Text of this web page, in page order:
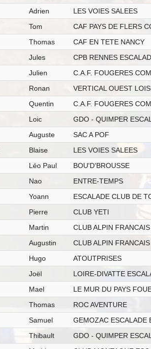
Adrien
LES VOIES SALEES
Tom CAF PAYS DE FLERS
Thomas CAF EN TETE NANCY
Jules CPB RENNES
Julien C.A.F. FOUGERES
Ronan VERTICAL OUEST
Quentin C.A.F. FOUGERES
Loic GDO - QUIMPER
Auguste SAC A POF
Blaise LES VOIES SALEES
Léo Paul BOU'D'BROUSSE
Nao ENTRE-TEMPS
Yoann ESCALADE CLUB DE
Pierre CLUB YETI
Martin CLUB ALPIN
Augustin CLUB ALPIN
Hugo ATOUTPRISES
Joël LOIRE-DIVATTE
Mael LE MUR DU PAYS
Thomas
ROC AVENTURE
Samuel GEMOZAC ESCALADE
Thibault GDO - QUIMPER